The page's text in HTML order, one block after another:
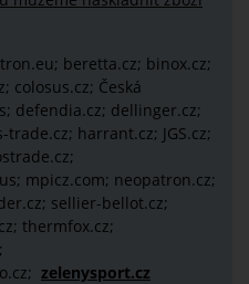
beretta.cz; binox.cz;
colosus.cz; Česká
defendia.cz; dellinger.cz;
harrant.cz; JGS.cz;
mpicz.com; neopatron.cz;
sellier-bellot.cz;
thermfox.cz;
zelenysport.cz